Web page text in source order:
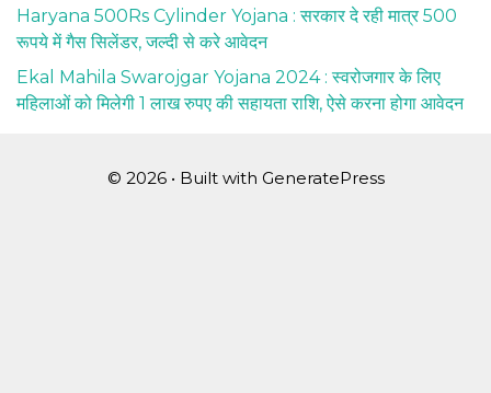
Haryana 500Rs Cylinder Yojana : सरकार दे रही मात्र 500
रूपये में गैस सिलेंडर, जल्दी से करे आवेदन
Ekal Mahila Swarojgar Yojana 2024 : स्वरोजगार के लिए
महिलाओं को मिलेगी 1 लाख रुपए की सहायता राशि, ऐसे करना होगा आवेदन
© 2026 • Built with GeneratePress